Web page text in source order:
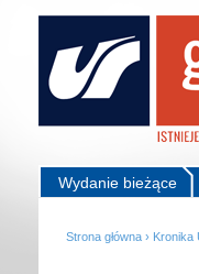
Wydanie bieżące
Strona główna › Kronika